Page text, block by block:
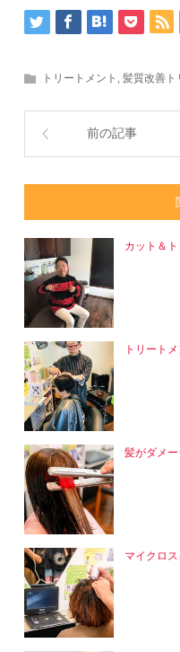
開
き
ま
トリートメント ,髪質改善ト
前の記事
カット＆
トリート
髪がダメ
マイクロス